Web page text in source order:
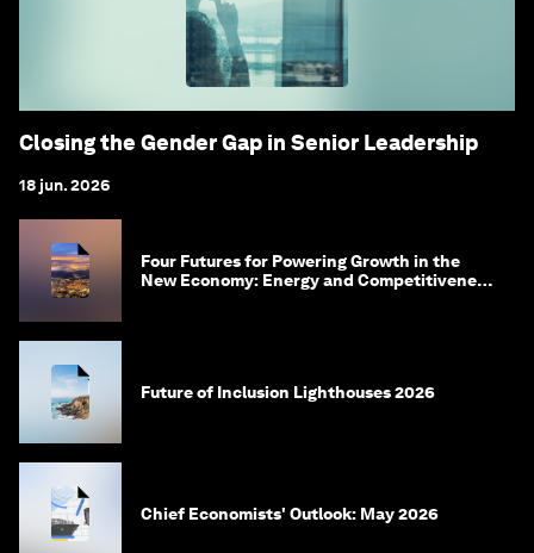
Closing the Gender Gap in Senior Leadership
18 jun. 2026
Four Futures for Powering Growth in the
New Economy: Energy and Competitiveness
Future of Inclusion Lighthouses 2026
Chief Economists' Outlook: May 2026